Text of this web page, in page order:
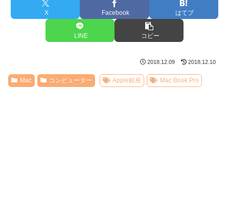
X Facebook はてブ
LINE コピー
2018.12.09 2018.12.10
Mac コンピューター Apple銀座 Mac Book Pro